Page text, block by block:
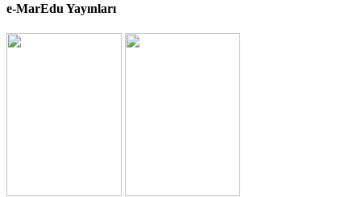
e-MarEdu Yayınları